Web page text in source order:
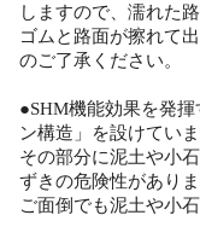
しますので、濡れた
ゴムと路面が擦れて
のご了承ください。
●SHM機能効果を発
ン構造」を設けていま
その部分に泥土や小
ずきの危険性がありま
ご面倒でも泥土や小